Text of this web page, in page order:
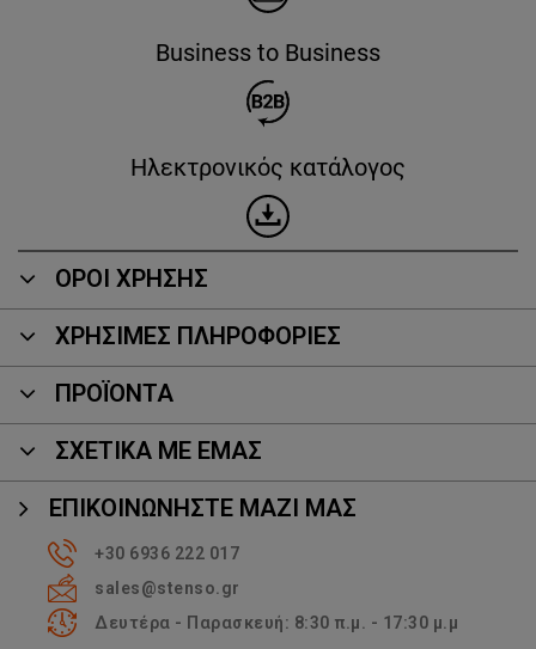
Business to Business
Ηλεκτρονικός κατάλογος
ΟΡΟΙ ΧΡΗΣΗΣ
ΧΡΗΣΙΜΕΣ ΠΛΗΡΟΦΟΡΙΕΣ
ΠΡΟΪΌΝΤΑ
ΣΧΕΤΙΚΑ ΜΕ ΕΜΑΣ
ΕΠΙΚΟΙΝΩΝΉΣΤΕ ΜΑΖΊ ΜΑΣ
+30 6936 222 017
sales@stenso.gr
Δευτέρα - Παρασκευή: 8:30 π.μ. - 17:30 μ.μ